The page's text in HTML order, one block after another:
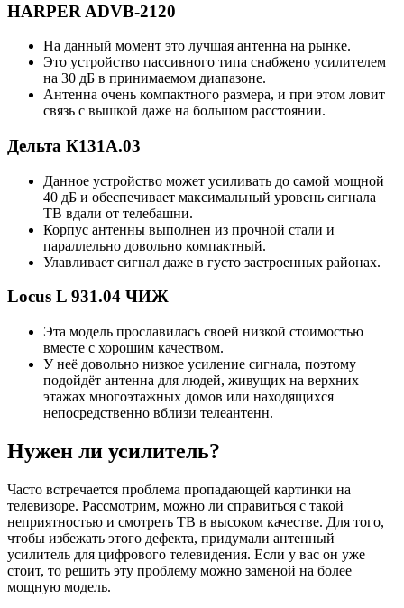
HARPER ADVB-2120
На данный момент это лучшая антенна на рынке.
Это устройство пассивного типа снабжено усилителем
на 30 дБ в принимаемом диапазоне.
Антенна очень компактного размера, и при этом ловит
связь с вышкой даже на большом расстоянии.
Дельта К131А.03
Данное устройство может усиливать до самой мощной
40 дБ и обеспечивает максимальный уровень сигнала
ТВ вдали от телебашни.
Корпус антенны выполнен из прочной стали и
параллельно довольно компактный.
Улавливает сигнал даже в густо застроенных районах.
Locus L 931.04 ЧИЖ
Эта модель прославилась своей низкой стоимостью
вместе с хорошим качеством.
У неё довольно низкое усиление сигнала, поэтому
подойдёт антенна для людей, живущих на верхних
этажах многоэтажных домов или находящихся
непосредственно вблизи телеантенн.
Нужен ли усилитель?
Часто встречается проблема пропадающей картинки на
телевизоре. Рассмотрим, можно ли справиться с такой
неприятностью и смотреть ТВ в высоком качестве. Для того,
чтобы избежать этого дефекта, придумали антенный
усилитель для цифрового телевидения. Если у вас он уже
стоит, то решить эту проблему можно заменой на более
мощную модель.